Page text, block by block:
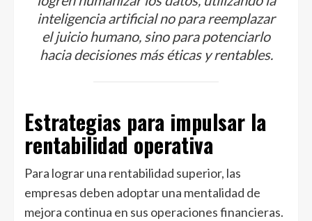
inteligencia artificial no para reemplazar
el juicio humano, sino para potenciarlo
hacia decisiones más éticas y rentables.
Estrategias para impulsar la
rentabilidad operativa
Para lograr una rentabilidad superior, las
empresas deben adoptar una mentalidad de
mejora continua en sus operaciones financieras.